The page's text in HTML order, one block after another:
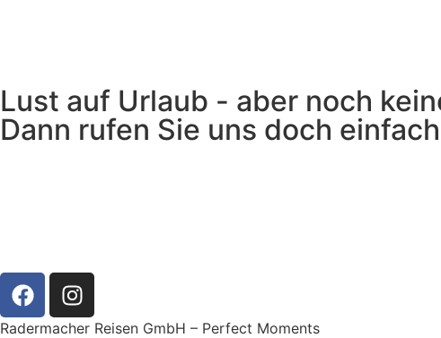
Lust auf Urlaub - aber noch
Dann rufen Sie uns doch
Radermacher Reisen GmbH – Perfect Moments